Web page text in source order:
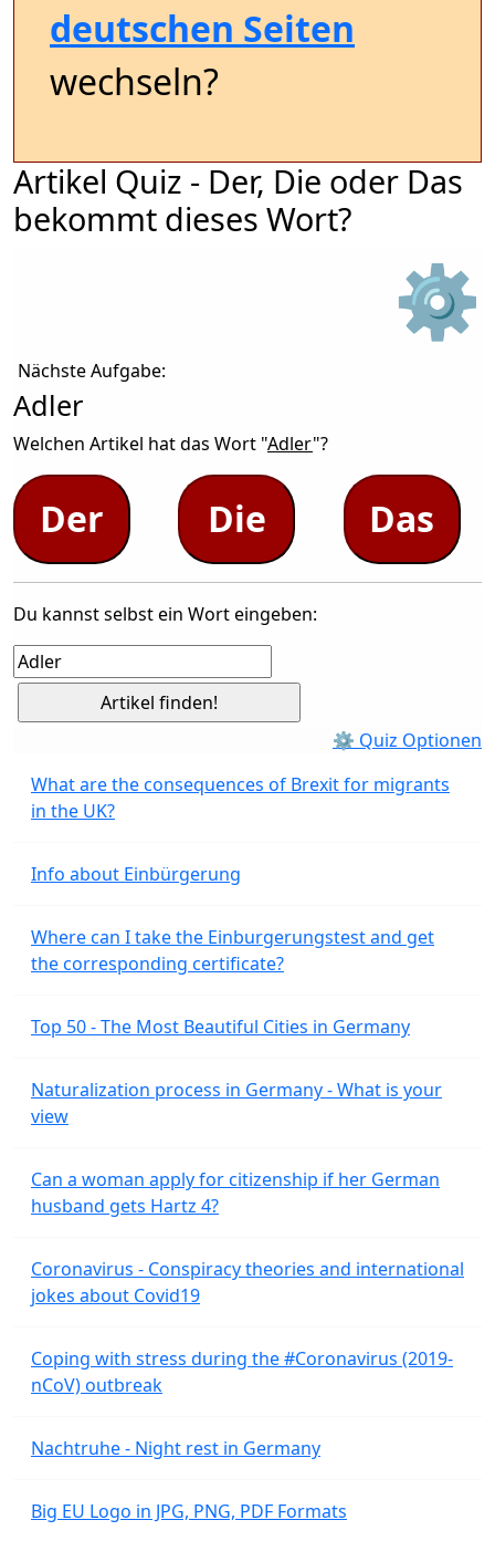
deutschen Seiten
wechseln?
Artikel Quiz - Der, Die oder Das
bekommt dieses Wort?
⚙
Nächste Aufgabe:
Adler
Welchen Artikel hat das Wort "Adler"?
Der Die Das
Du kannst selbst ein Wort eingeben:
⚙ Quiz Optionen
What are the consequences of Brexit for migrants
in the UK?
Info about Einbürgerung
Where can I take the Einburgerungstest and get
the corresponding certificate?
Top 50 - The Most Beautiful Cities in Germany
Naturalization process in Germany - What is your
view
Can a woman apply for citizenship if her German
husband gets Hartz 4?
Coronavirus - Conspiracy theories and international
jokes about Covid19
Coping with stress during the #Coronavirus (2019-
nCoV) outbreak
Nachtruhe - Night rest in Germany
Big EU Logo in JPG, PNG, PDF Formats